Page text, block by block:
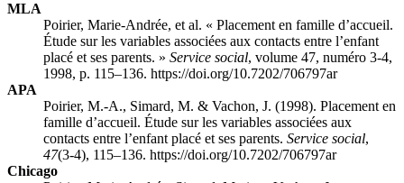
MLA
Poirier, Marie-Andrée, et al. « Placement en famille d’accueil.
Étude sur les variables associées aux contacts entre l’enfant
placé et ses parents. » Service social, volume 47, numéro 3-4,
1998, p. 115–136. https://doi.org/10.7202/706797ar
APA
Poirier, M.-A., Simard, M. & Vachon, J. (1998). Placement en
famille d’accueil. Étude sur les variables associées aux
contacts entre l’enfant placé et ses parents. Service social,
47(3-4), 115–136. https://doi.org/10.7202/706797ar
Chicago